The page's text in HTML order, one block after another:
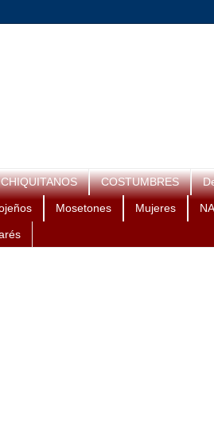
CHIQUITANOS COSTUMBRES
Mosetones Mujeres